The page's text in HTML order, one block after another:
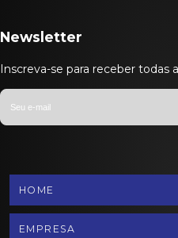
Newsletter
Inscreva-se para receber todas
HOME
EMPRESA